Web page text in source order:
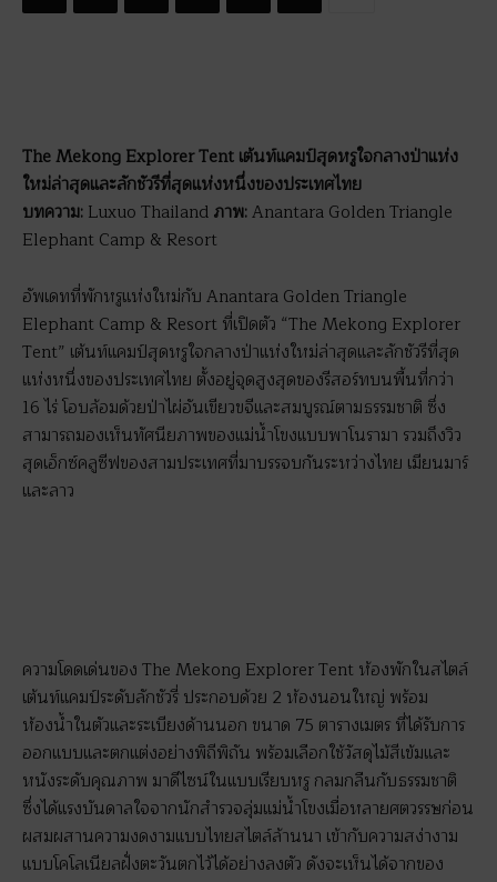
The Mekong Explorer Tent เต้นท์แคมป์สุดหรูใจกลางป่าแห่ง
ใหม่ล่าสุดและลักชัวรีที่สุดแห่งหนึ่งของประเทศไทย
บทความ: Luxuo Thailand ภาพ:Anantara Golden Triangle
Elephant Camp & Resort
อัพเดทที่พักหรูแห่งใหม่กับ Anantara Golden Triangle
Elephant Camp & Resort ที่เปิดตัว “The Mekong Explorer
Tent” เต้นท์แคมป์สุดหรูใจกลางป่าแห่งใหม่ล่าสุดและลักชัวรีที่สุด
แห่งหนึ่งของประเทศไทย ตั้งอยู่จุดสูงสุดของรีสอร์ทบนพื้นที่กว่า
16 ไร่ โอบล้อมด้วยป่าไผ่อันเขียวขจีและสมบูรณ์ตามธรรมชาติ ซึ่ง
สามารถมองเห็นทัศนียภาพของแม่น้ำโขงแบบพาโนรามา รวมถึงวิว
สุดเอ็กซ์คลูซีฟของสามประเทศที่มาบรรจบกันระหว่างไทย เมียนมาร์
และลาว
ความโดดเด่นของ The Mekong Explorer Tent ห้องพักในสไตล์
เต้นท์แคมป์ระดับลักชัวรี่ ประกอบด้วย 2 ห้องนอนใหญ่ พร้อม
ห้องน้ำในตัวและระเบียงด้านนอก ขนาด 75 ตารางเมตร ที่ได้รับการ
ออกแบบและตกแต่งอย่างพิถีพิถัน พร้อมเลือกใช้วัสดุไม้สีเข้มและ
หนังระดับคุณภาพ มาดีไซน์ในแบบเรียบหรู กลมกลืนกับธรรมชาติ
ซึ่งได้แรงบันดาลใจจากนักสำรวจลุ่มแม่น้ำโขงเมื่อหลายศตวรรษก่อน
ผสมผสานความงดงามแบบไทยสไตล์ล้านนา เข้ากับความสง่างาม
แบบโคโลเนียลฝั่งตะวันตกไว้ได้อย่างลงตัว ดังจะเห็นได้จากของ